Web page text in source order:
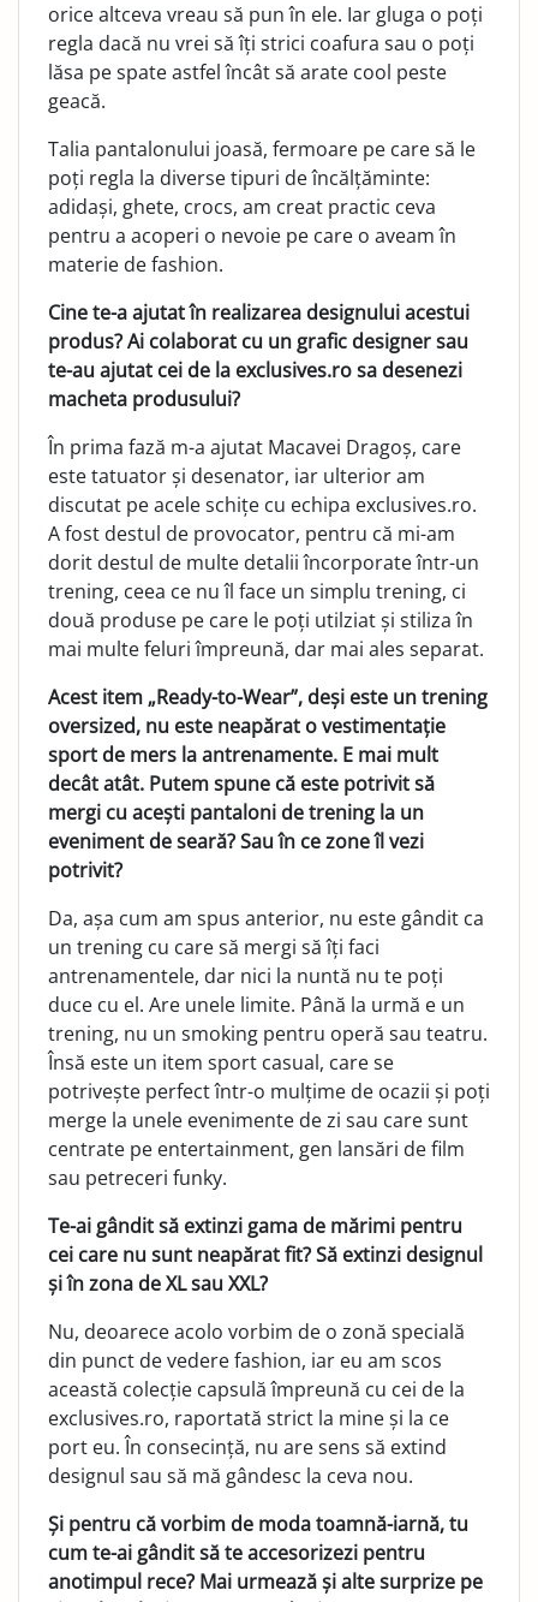
orice altceva vreau să pun în ele. Iar gluga o poți
regla dacă nu vrei să îți strici coafura sau o poți
lăsa pe spate astfel încât să arate cool peste
geacă.
Talia pantalonului joasă, fermoare pe care să le
poți regla la diverse tipuri de încălțăminte:
adidași, ghete, crocs, am creat practic ceva
pentru a acoperi o nevoie pe care o aveam în
materie de fashion.
Cine te-a ajutat în realizarea designului acestui
produs? Ai colaborat cu un grafic designer sau
te-au ajutat cei de la exclusives.ro sa desenezi
macheta produsului?
În prima fază m-a ajutat Macavei Dragoș, care
este tatuator și desenator, iar ulterior am
discutat pe acele schițe cu echipa exclusives.ro.
A fost destul de provocator, pentru că mi-am
dorit destul de multe detalii încorporate într-un
trening, ceea ce nu îl face un simplu trening, ci
două produse pe care le poți utilziat și stiliza în
mai multe feluri împreună, dar mai ales separat.
Acest item „Ready-to-Wear”, deși este un trening
oversized, nu este neapărat o vestimentație
sport de mers la antrenamente. E mai mult
decât atât. Putem spune că este potrivit să
mergi cu acești pantaloni de trening la un
eveniment de seară? Sau în ce zone îl vezi
potrivit?
Da, așa cum am spus anterior, nu este gândit ca
un trening cu care să mergi să îți faci
antrenamentele, dar nici la nuntă nu te poți
duce cu el. Are unele limite. Până la urmă e un
trening, nu un smoking pentru operă sau teatru.
Însă este un item sport casual, care se
potrivește perfect într-o mulțime de ocazii și poți
merge la unele evenimente de zi sau care sunt
centrate pe entertainment, gen lansări de film
sau petreceri funky.
Te-ai gândit să extinzi gama de mărimi pentru
cei care nu sunt neapărat fit? Să extinzi designul
și în zona de XL sau XXL?
Nu, deoarece acolo vorbim de o zonă specială
din punct de vedere fashion, iar eu am scos
această colecție capsulă împreună cu cei de la
exclusives.ro, raportată strict la mine și la ce
port eu. În consecință, nu are sens să extind
designul sau să mă gândesc la ceva nou.
Și pentru că vorbim de moda toamnă-iarnă, tu
cum te-ai gândit să te accesorizezi pentru
anotimpul rece? Mai urmează și alte surprize pe